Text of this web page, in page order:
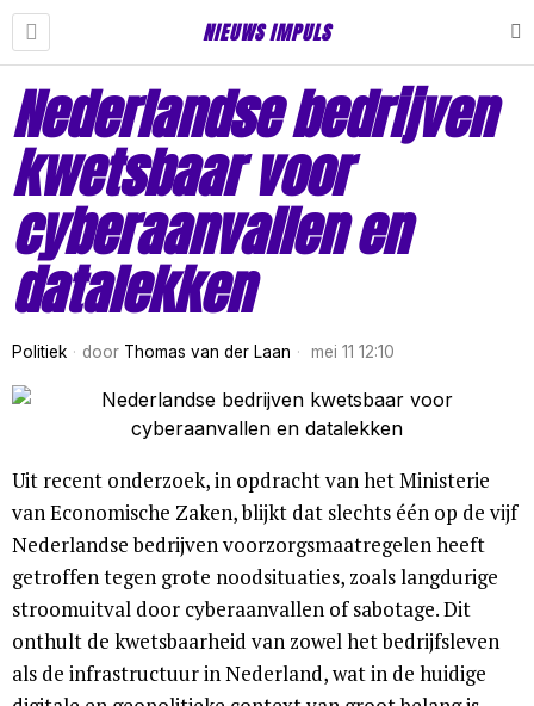
NIEUWS IMPULS
Nederlandse bedrijven
kwetsbaar voor
cyberaanvallen en
datalekken
Politiek door Thomas van der Laan mei 11 12:10
Uit recent onderzoek, in opdracht van het Ministerie
van Economische Zaken, blijkt dat slechts één op de vijf
Nederlandse bedrijven voorzorgsmaatregelen heeft
getroffen tegen grote noodsituaties, zoals langdurige
stroomuitval door cyberaanvallen of sabotage. Dit
onthult de kwetsbaarheid van zowel het bedrijfsleven
als de infrastructuur in Nederland, wat in de huidige